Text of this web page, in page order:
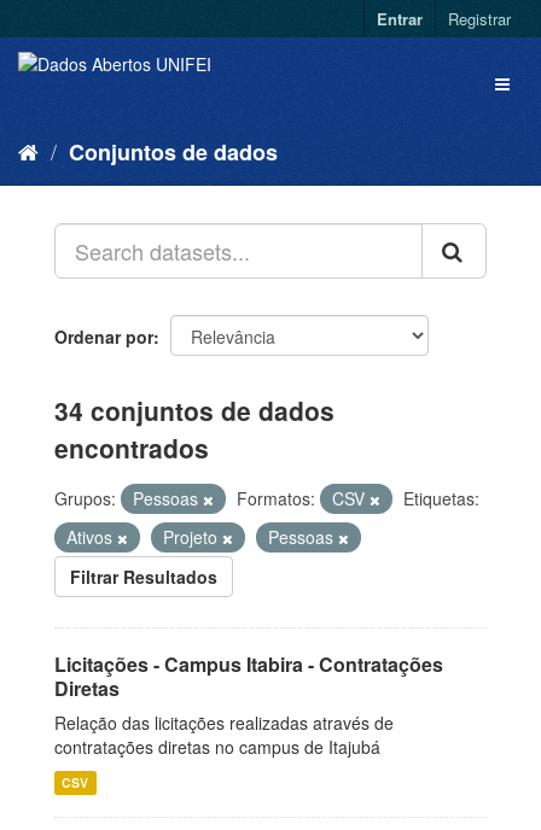
Entrar Registrar
Conjuntos de dados
Ordenar por
34 conjuntos de dados
encontrados
Grupos: Pessoas Formatos: CSV
Etiquetas:
Ativos
Projeto
Pessoas
Filtrar Resultados
Licitações - Campus Itabira - Contratações
Diretas
Relação das licitações realizadas através de
contratações diretas no campus de Itajubá
CSV